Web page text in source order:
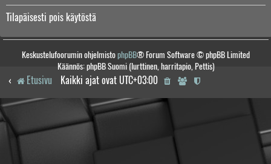
Tilapäisesti pois käytöstä
Keskustelufoorumin ohjelmistophpBB® Forum Software © phpBB Limited
Käännös: phpBB Suomi (lurttinen, harritapio, Pettis)
Etusivu Kaikki ajat ovat UTC+03:00